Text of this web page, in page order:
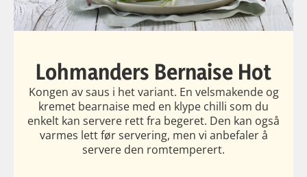
Lohmanders Bernaise Hot
Kongen av saus i het variant. En velsmakende og
kremet bearnaise med en klype chilli som du
enkelt kan servere rett fra begeret. Den kan også
varmes lett før servering, men vi anbefaler å
servere den romtemperert.